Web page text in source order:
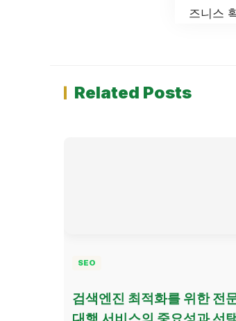
즈니스
Related Posts
SEO
검색엔진 최적화를 위한 전